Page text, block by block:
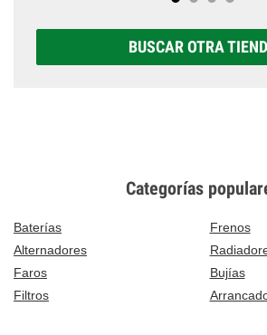
BUSCAR OTRA
Categorías
Baterías
Frenos
Alternadores
Faros
Bujías
Filtros